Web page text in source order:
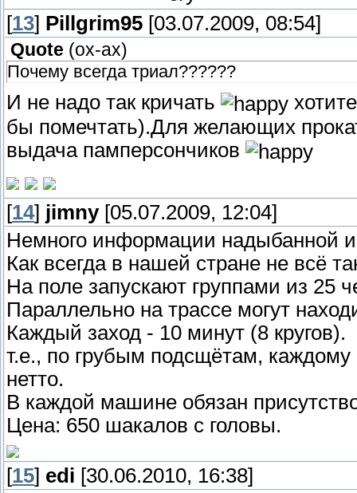
[13] Pillgrim95 [03.07.2009, 08:54]
Quote (ох-ах)
Почему всегда триал??????
И не надо так кричать
бы помечтать).Для желающих
выдача памперсончиков
[14] jimny[05.07.2009, 12:04]
Немного информации надыбанной
Как всегда в нашей стране не всё
На поле запускают группами из 25
Параллельно на трассе могут
Каждый заход - 10 минут (8 кругов).
т.е., по грубым подсщётам, каждому
нетто.
В каждой машине обязан
Цена: 650 шакалов с головы.
[15] edi [30.06.2010, 16:38]